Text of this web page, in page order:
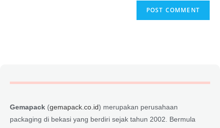
Gemapack (gemapack.co.id) merupakan perusahaan
packaging di bekasi yang berdiri sejak tahun 2002. Bermula